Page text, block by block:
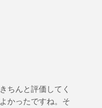
ちんと評価してく
かったですね。そ